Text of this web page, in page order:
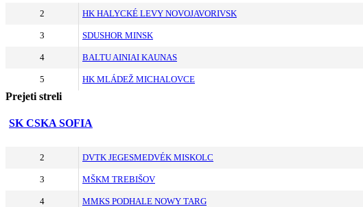
2 HK HALYCKÉ LEVY NOVOJAVORIVSK
3 SDUSHOR MINSK
4 BALTU AINIAI KAUNAS
5 HK MLÁDEŽ MICHALOVCE
Prejeti streli
SK CSKA SOFIA
2 DVTK JEGESMEDVÉK MISKOLC
3 MŠKM TREBIŠOV
4 MMKS PODHALE NOWY TARG